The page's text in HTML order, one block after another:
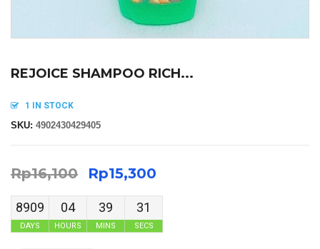
REJOICE SHAMPOO RICH...
1 IN STOCK
SKU: 4902430429405
Rp16,100 Rp15,300
8909
DAYS
04
HOURS
39
MINS
30
SECS